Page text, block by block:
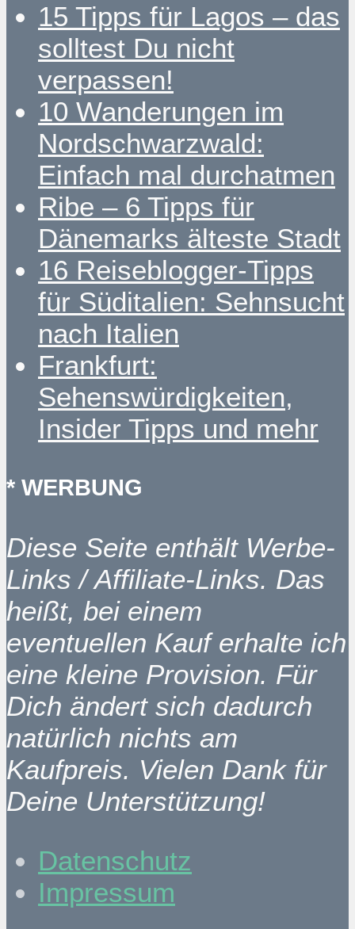
15 Tipps für Lagos – das
solltest Du nicht
verpassen!
10 Wanderungen im
Nordschwarzwald:
Einfach mal durchatmen
Ribe – 6 Tipps für
Dänemarks älteste Stadt
16 Reiseblogger-Tipps
für Süditalien: Sehnsucht
nach Italien
Frankfurt:
Sehenswürdigkeiten,
Insider Tipps und mehr
* WERBUNG
Diese Seite enthält Werbe-
Links / Affiliate-Links. Das
heißt, bei einem
eventuellen Kauf erhalte ich
eine kleine Provision. Für
Dich ändert sich dadurch
natürlich nichts am
Kaufpreis. Vielen Dank für
Deine Unterstützung!
Datenschutz
Impressum